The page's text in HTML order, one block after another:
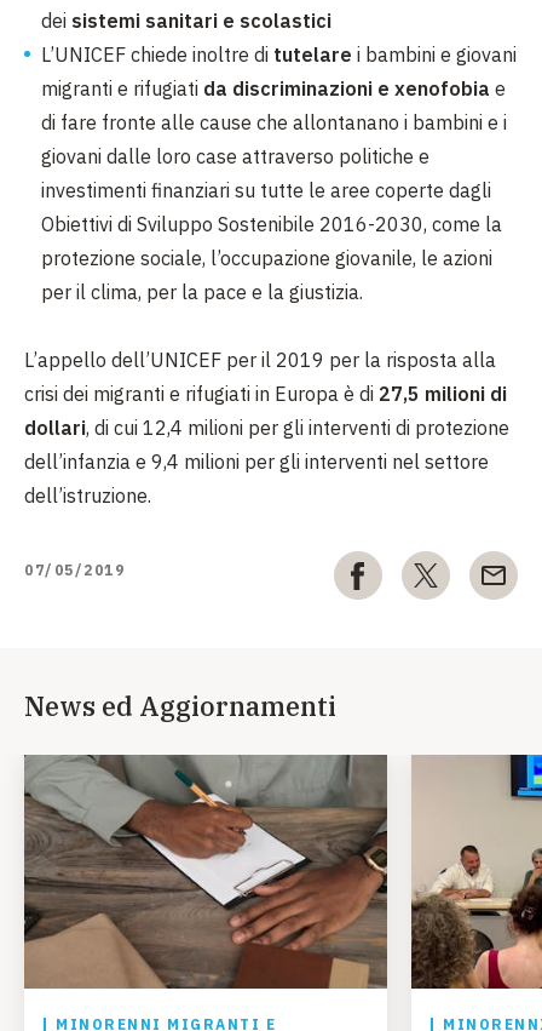
dei sistemi sanitari e scolastici
L’UNICEF chiede inoltre di tutelare i bambini e giovani
migranti e rifugiati da discriminazioni e xenofobia e
di fare fronte alle cause che allontanano i bambini e i
giovani dalle loro case attraverso politiche e
investimenti finanziari su tutte le aree coperte dagli
Obiettivi di Sviluppo Sostenibile 2016-2030, come la
protezione sociale, l’occupazione giovanile, le azioni
per il clima, per la pace e la giustizia.
L’appello dell’UNICEF per il 2019 per la risposta alla
crisi dei migranti e rifugiati in Europa è di 27,5 milioni di
dollari, di cui 12,4 milioni per gli interventi di protezione
dell’infanzia e 9,4 milioni per gli interventi nel settore
dell’istruzione.
07/05/2019
News ed Aggiornamenti
MINORENNI MIGRANTI E